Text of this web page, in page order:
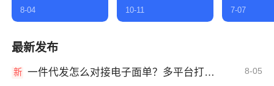
8-04 10-11 7-07
最新发布
新 一件代发怎么对接电子面单？多平台打单发货教程 8-05